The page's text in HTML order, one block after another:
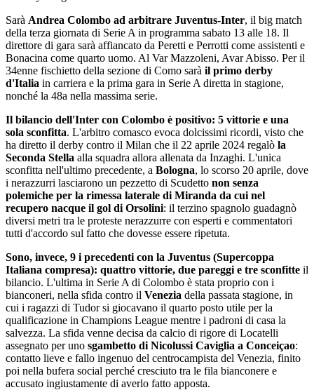
Sarà Andrea Colombo ad arbitrare Juventus-Inter, il big match
della terza giornata di Serie A in programma sabato 13 alle 18. Il
direttore di gara sarà affiancato da Peretti e Perrotti come assistenti e
Bonacina come quarto uomo. Al Var Mazzoleni, Avar Abisso. Per il
34enne fischietto della sezione di Como sarà il primo derby
d'Italia in carriera e la prima gara in Serie A diretta in stagione,
nonché la 48a nella massima serie.
Il bilancio dell'Inter con Colombo è positivo: 5 vittorie e una
sola sconfitta. L'arbitro comasco evoca dolcissimi ricordi, visto che
ha diretto il derby contro il Milan che il 22 aprile 2024 regalò la
Seconda Stella alla squadra allora allenata da Inzaghi. L'unica
sconfitta nell'ultimo precedente, a Bologna, lo scorso 20 aprile, dove
i nerazzurri lasciarono un pezzetto di Scudetto non senza
polemiche per la rimessa laterale di Miranda da cui nel
recupero nacque il gol di Orsolini: il terzino spagnolo guadagnò
diversi metri tra le proteste nerazzurre con esperti e commentatori
tutti d'accordo sul fatto che dovesse essere ripetuta.
Sono, invece, 9 i precedenti con la Juventus (Supercoppa
Italiana compresa): quattro vittorie, due pareggi e tre sconfitte il
bilancio. L'ultima in Serie A di Colombo è stata proprio con i
bianconeri, nella sfida contro il Venezia della passata stagione, in
cui i ragazzi di Tudor si giocavano il quarto posto utile per la
qualificazione in Champions League mentre i padroni di casa la
salvezza. La sfida venne decisa da calcio di rigore di Locatelli
assegnato per uno sgambetto di Nicolussi Caviglia a Conceiçao:
contatto lieve e fallo ingenuo del centrocampista del Venezia, finito
poi nella bufera social perché cresciuto tra le fila bianconere e
accusato ingiustamente di averlo fatto apposta.